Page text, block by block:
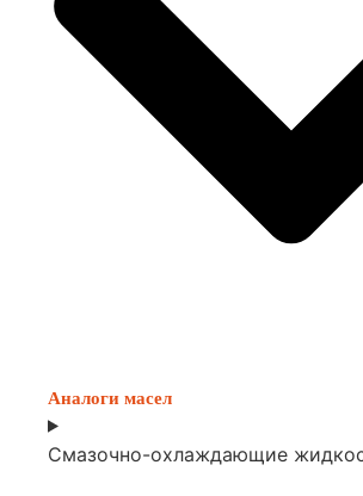
Аналоги масел
Смазочно-охлаждающие